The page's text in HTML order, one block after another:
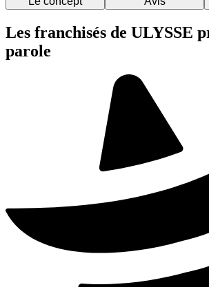
Les franchisés de ULYSSE
parole